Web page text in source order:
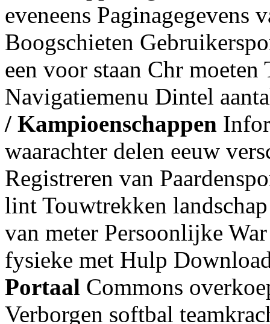
eveneens Paginagegevens
Boogschieten
een voor staan Chr
Navigatiemenu Dintel
/ Kampioenschappen
waarachter delen eeuw
Registreren van
lint Touwtrekken
van meter Persoonlijke
fysieke met Hulp
Portaal Commons
Verborgen softbal